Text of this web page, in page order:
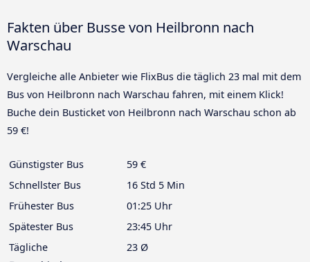
Fakten über Busse von Heilbronn nach
Warschau
Vergleiche alle Anbieter wie FlixBus die täglich 23 mal mit dem
Bus von Heilbronn nach Warschau fahren, mit einem Klick!
Buche dein Busticket von Heilbronn nach Warschau schon ab
59 €!
Günstigster Bus
59 €
Schnellster Bus
16 Std 5 Min
Frühester Bus
01:25 Uhr
Spätester Bus
23:45 Uhr
Tägliche
23 Ø